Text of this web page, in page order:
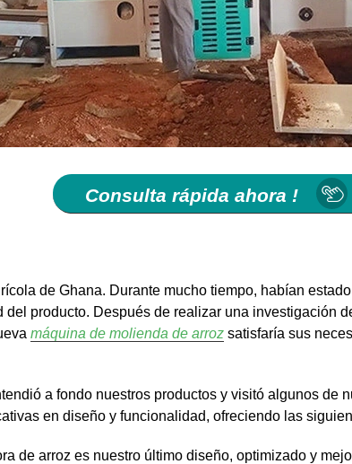
Consulta rápida ahora !
de Ghana. Durante mucho tiempo, habían
producto. Después de realizar una investigación
máquina de molienda de arroz satisfaría sus
a fondo nuestros productos y visitó algunos de
en diseño y funcionalidad, ofreciendo las
de arroz es nuestro último diseño, optimizado y